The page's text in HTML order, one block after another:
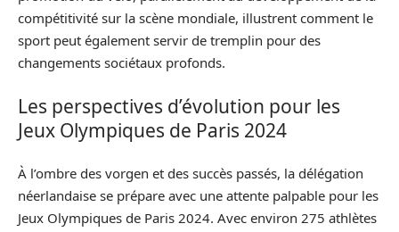
compétitivité sur la scène mondiale, illustrent comment le
sport peut également servir de tremplin pour des
changements sociétaux profonds.
Les perspectives d’évolution pour les
Jeux Olympiques de Paris 2024
À l’ombre des vorgen et des succès passés, la délégation
néerlandaise se prépare avec une attente palpable pour les
Jeux Olympiques de Paris 2024. Avec environ 275 athlètes